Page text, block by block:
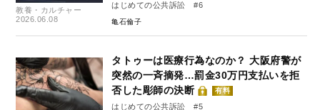
教養・カルチャー
2026.06.08
はじめての公共訴訟 #6
亀石倫子
タトゥーは医療行為なのか？ 大阪府警が
突然の一斉摘発…罰金30万円支払いを拒
否した彫師の決断
有料
はじめての公共訴訟 #5